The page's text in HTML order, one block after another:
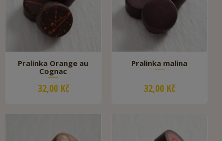
Pralinka Orange au
Cognac
32,00 Kč
Pralinka malina
32,00 Kč